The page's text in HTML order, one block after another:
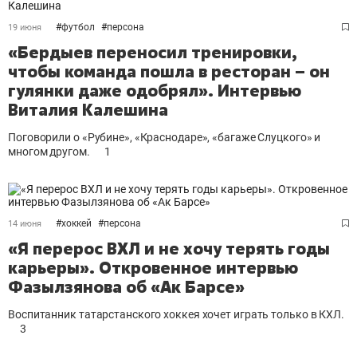
19 июня #футбол #персона
«Бердыев переносил тренировки,
чтобы команда пошла в ресторан – он
гулянки даже одобрял». Интервью
Виталия Калешина
Поговорили о «Рубине», «Краснодаре», «багаже Слуцкого» и
многом другом.
1
14 июня #хоккей #персона
«Я перерос ВХЛ и не хочу терять годы
карьеры». Откровенное интервью
Фазылзянова об «Ак Барсе»
Воспитанник татарстанского хоккея хочет играть только в КХЛ.
3